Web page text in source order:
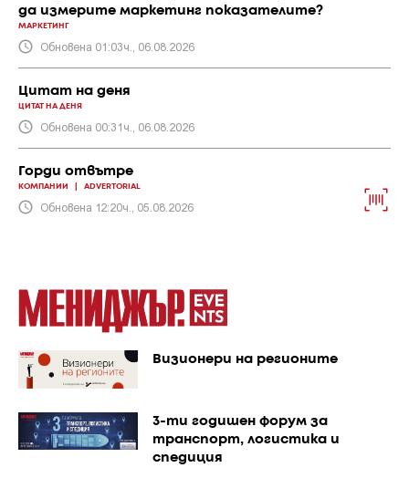
да измерите маркетинг показателите?
МАРКЕТИНГ
Обновена 01:03ч., 06.08.2026
Цитат на деня
ЦИТАТ НА ДЕНЯ
Обновена 00:31ч., 06.08.2026
Горди отвътре
КОМПАНИИ ADVERTORIAL
Обновена 12:20ч., 05.08.2026
Визионери на регионите
3-ти годишен форум за
транспорт, логистика и
спедиция